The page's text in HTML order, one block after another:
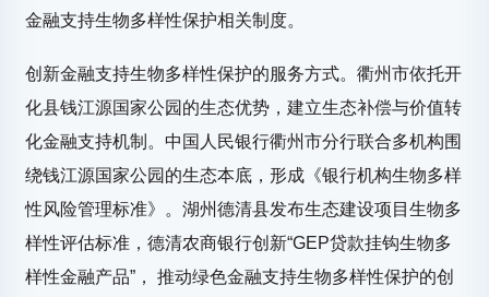
金融支持生物多样性保护相关制度。
创新金融支持生物多样性保护的服务方式。衢州市依托开
化县钱江源国家公园的生态优势，建立生态补偿与价值转
化金融支持机制。中国人民银行衢州市分行联合多机构围
绕钱江源国家公园的生态本底，形成《银行机构生物多样
性风险管理标准》。湖州德清县发布生态建设项目生物多
样性评估标准，德清农商银行创新“GEP贷款挂钩生物多
样性金融产品”， 推动绿色金融支持生物多样性保护的创